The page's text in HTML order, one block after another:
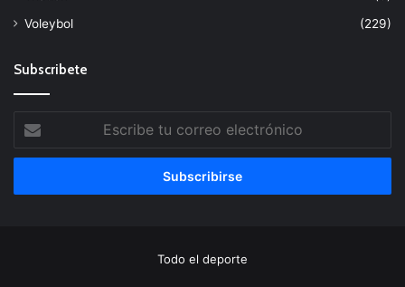
Voleybol
(229)
Subscribete
tu
correo
Todo el deporte